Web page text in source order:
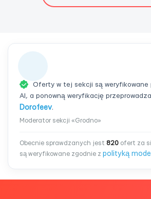
Oferty w tej sekcji są weryfikowane
AI, a ponowną weryfikację przeprowadza
Dorofeev.
Moderator sekcji «Grodno»
Obecnie sprawdzanych jest 820 ofert za
są weryfikowane zgodnie z polityką